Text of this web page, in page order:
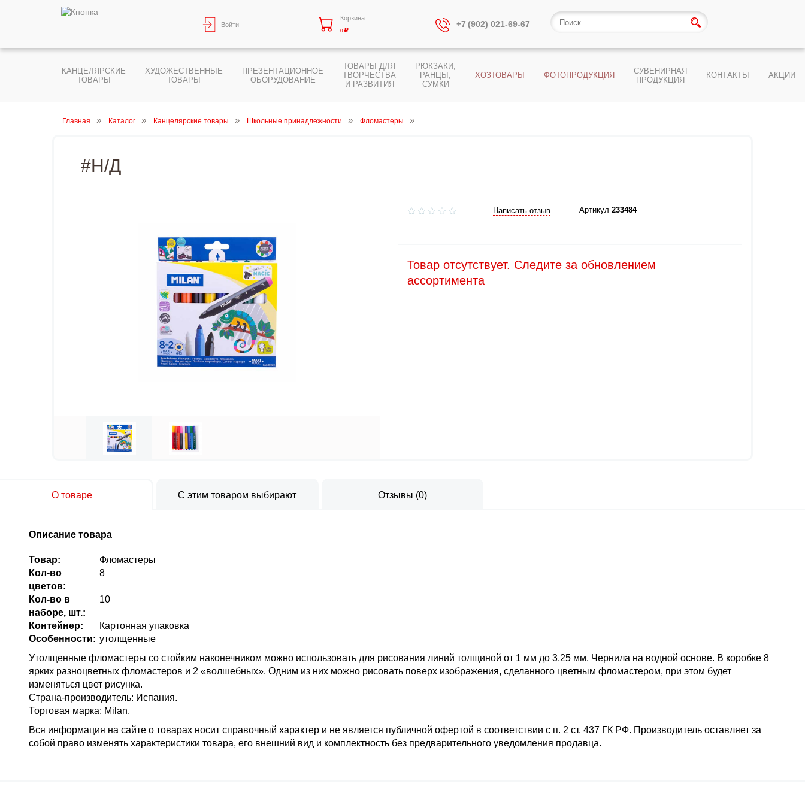
Войти
Корзина
0
+7 (902) 021-69-67
КАНЦЕЛЯРСКИЕ
ТОВАРЫ
ХУДОЖЕСТВЕННЫЕ
ТОВАРЫ
ПРЕЗЕНТАЦИОННОЕ
ОБОРУДОВАНИЕ
ТОВАРЫ ДЛЯ
ТВОРЧЕСТВА
И РАЗВИТИЯ
РЮКЗАКИ,
РАНЦЫ,
СУМКИ
ХОЗТОВАРЫ ФОТОПРОДУКЦИЯ
СУВЕНИРНАЯ
ПРОДУКЦИЯ
КОНТАКТЫ АКЦИИ
Главная Каталог Канцелярские товары Школьные принадлежности Фломастеры
#Н/Д
Написать отзыв Артикул 233484
Товар отсутствует. Следите за обновлением
ассортимента
О товаре С этим товаром выбирают Отзывы (0)
Описание товара
Товар:
Фломастеры
Кол-во
цветов:
8
Кол-во в
наборе, шт.:
10
Контейнер:
Картонная упаковка
Особенности: утолщенные
Утолщенные фломастеры со стойким наконечником можно использовать для рисования линий толщиной от 1 мм до 3,25 мм. Чернила на водной основе. В коробке 8
ярких разноцветных фломастеров и 2 «волшебных». Одним из них можно рисовать поверх изображения, сделанного цветным фломастером, при этом будет
изменяться цвет рисунка.
Страна-производитель: Испания.
Торговая марка: Milan.
Вся информация на сайте о товарах носит справочный характер и не является публичной офертой в соответствии с п. 2 ст. 437 ГК РФ. Производитель оставляет за
собой право изменять характеристики товара, его внешний вид и комплектность без предварительного уведомления продавца.